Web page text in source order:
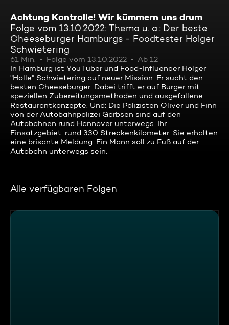
Achtung Kontrolle! Wir kümmern uns drum
Folge vom 13.10.2022: Thema u. a.: Der beste
Cheeseburger Hamburgs - Foodtester Holger
Schwietering
61 Min. Folge vom 13.10.2022
Ab 12
In Hamburg ist YouTuber und Food-Influencer Holger
"Holle" Schwietering auf neuer Mission: Er sucht den
besten Cheeseburger. Dabei trifft er auf Burger mit
speziellen Zubereitungsmethoden und ausgefallene
Restaurantkonzepte. Und: Die Polizisten Oliver und Finn
von der Autobahnpolizei Garbsen sind auf den
Autobahnen rund Hannover unterwegs. Ihr
Einsatzgebiet: rund 330 Streckenkilometer. Sie erhalten
eine brisante Meldung: Ein Mann soll zu Fuß auf der
Autobahn unterwegs sein.
Alle verfügbaren Folgen